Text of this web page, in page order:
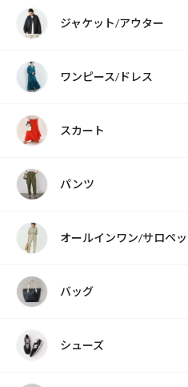
ジャケット/アウター
ワンピース/ドレス
スカート
パンツ
オールインワン/サロペッ
バッグ
シューズ